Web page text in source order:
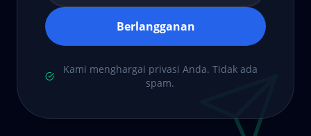
Berlangganan
Kami menghargai privasi Anda. Tidak ada
spam.